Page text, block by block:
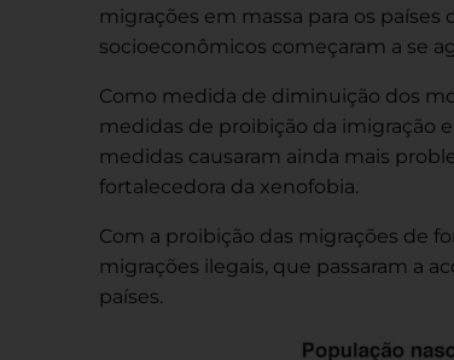
migrações em massa para os
socioeconômicos começaram a se
Como medida de diminuição dos
medidas de proibição da imigração
medidas causaram ainda mais
fortalecedora da xenofobia.
Com a proibição das migrações de
migrações ilegais, que passaram a
países.